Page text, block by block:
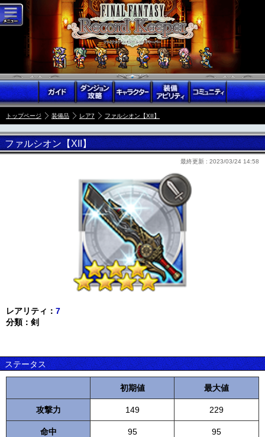
トップページ 装備品 レア7 ファルシオン【XII】
ファルシオン【XII】
最終更新 : 2023/03/24 14:58
レアリティ： 7
分類：剣
ステータス
初期値 最大値
攻撃力 149 229
命中 95 95